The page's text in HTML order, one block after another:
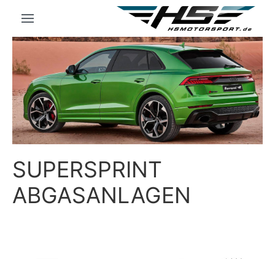
SUPERSPRINT
ABGASANLAGEN